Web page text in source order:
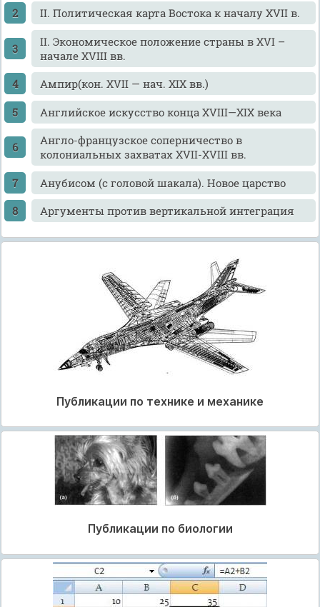
II. Политическая карта Востока к началу XVII в.
II. Экономическое положение страны в XVI –
начале XVIII вв.
Ампир(кон. XVII — нач. ХIХ вв.)
Английское искусство конца XVIII—XIX века
Англо-французское соперничество в
колониальных захватах XVII-XVIII вв.
Анубисом (с головой шакала). Новое царство
Аргументы против вертикальной интеграция
Публикации по технике и механике
Публикации по биологии